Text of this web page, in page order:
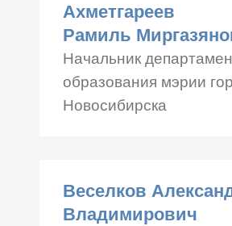
34, каб.№ 121
Телефон: +7 (383)
91, 227-40-92
Ахметгареев
Рамиль
Начальник
образования мэрии
Новосибирска
Телефон: +7 (383)
Веселков
Владимирович